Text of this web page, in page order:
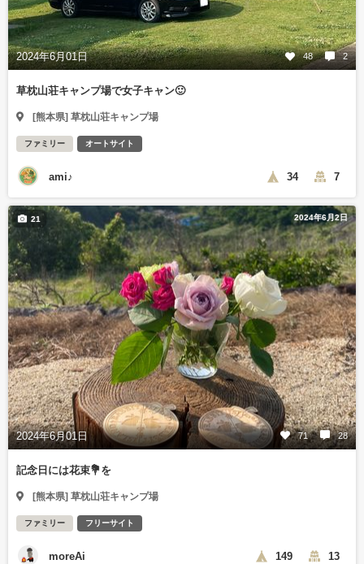
2024年6月01日 48 2
草枕山荘キャンプ場で女子キャン🙂
[熊本県] 草枕山荘キャンプ場
ファミリー オートサイト
ami♪ 34 7
2024年6月2日
2024年6月01日 71 28
21
記念日には花束💐を
[熊本県] 草枕山荘キャンプ場
ファミリー フリーサイト
moreAi 149 13